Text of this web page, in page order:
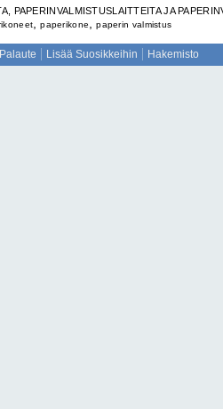
PAPERINVALMISTUSLAITTEITA JA
,paperikone ,paperin valmistus
Palaute Lisää Suosikkeihin Hakemisto